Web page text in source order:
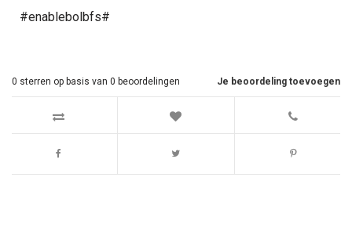
#enablebolbfs#
Je beoordeling toevoegen
0 sterren op basis van 0 beoordelingen